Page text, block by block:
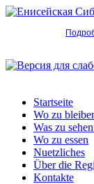
Startseite
Wo zu
Was zu
Wo zu essen
Nuetzliches
Über die
Kontakte